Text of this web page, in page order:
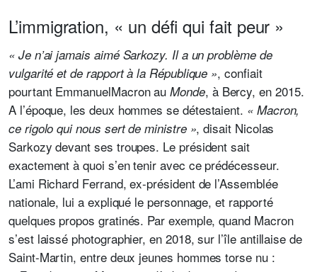
L’immigration, « un défi qui fait peur »
« Je n’ai jamais aimé Sarkozy. Il a un problème de
vulgarité et de rapport à la République », confiait
pourtant EmmanuelMacron auMonde, à Bercy, en 2015.
A l’époque, les deux hommes se détestaient. « Macron,
ce rigolo qui nous sert de ministre », disait Nicolas
Sarkozy devant ses troupes. Le président sait
exactement à quoi s’en tenir avec ce prédécesseur.
L’ami Richard Ferrand, ex-président de l’Assemblée
nationale, lui a expliqué le personnage, et rapporté
quelques propos gratinés. Par exemple, quand Macron
s’est laissé photographier, en 2018, sur l’île antillaise de
Saint-Martin, entre deux jeunes hommes torse nu :